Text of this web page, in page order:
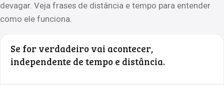
devagar. Veja frases de distância e tempo para entender
como ele funciona.
Se for verdadeiro vai acontecer,
independente de tempo e distância.